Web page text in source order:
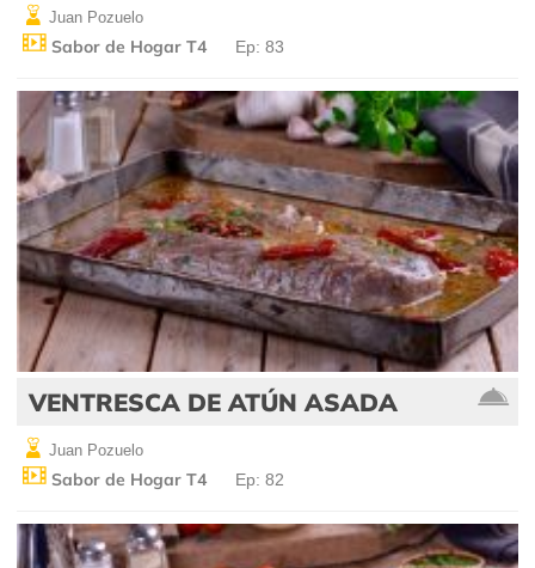
Juan Pozuelo
Sabor de Hogar T4 Ep: 83
VENTRESCA DE ATÚN ASADA
Juan Pozuelo
Sabor de Hogar T4 Ep: 82